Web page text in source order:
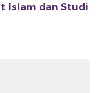
Islam dan Studi